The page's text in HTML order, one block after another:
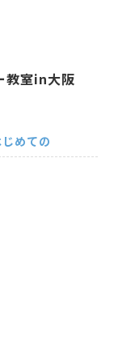
教室in大阪
じめての